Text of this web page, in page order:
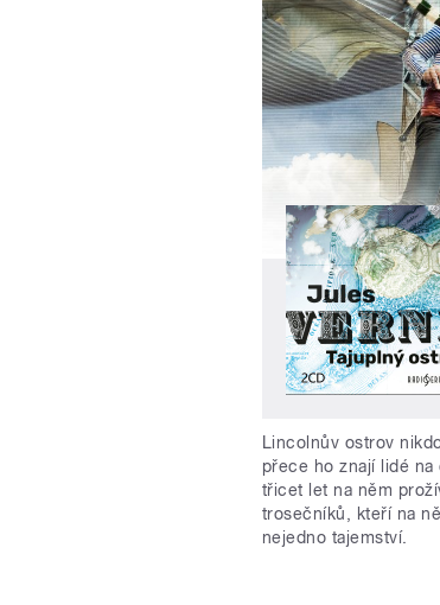
Lincolnův ostrov
přece ho znají lidé
třicet let na něm
trosečníků, kteří na
nejedno tajemství.